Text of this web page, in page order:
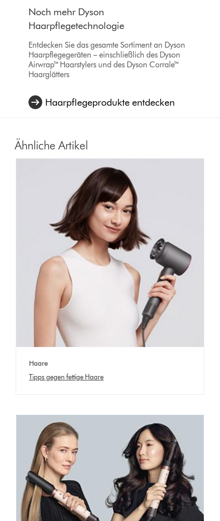
Noch mehr Dyson
Haarpflegetechnologie
Entdecken Sie das gesamte Sortiment an Dyson
Haarpflegegeräten – einschließlich des Dyson
Airwrap™ Haarstylers und des Dyson Corrale™
Haarglätters
Haarpflegeprodukte entdecken
Ähnliche Artikel
Haare
Tipps gegen fettige Haare